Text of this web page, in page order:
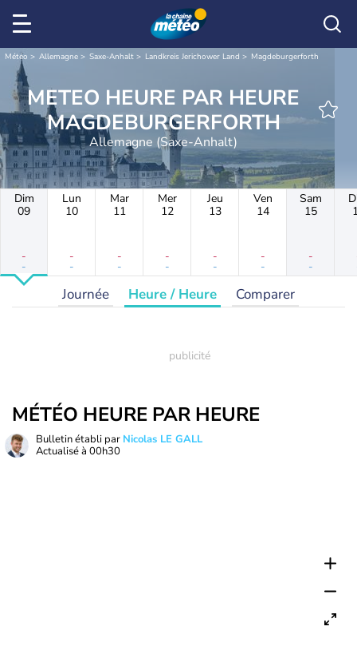
Météo Allemagne Saxe-Anhalt Landkreis Jerichower Land Magdeburgerforth
METEO HEURE PAR HEURE
MAGDEBURGERFORTH
Allemagne (Saxe-Anhalt)
Dim
09
-
-
Lun
10
-
-
Mar
11
-
-
Mer
12
-
-
Jeu
13
-
-
Ven
14
-
-
Sam
15
-
-
Journée Heure / Heure Comparer
MÉTÉO HEURE PAR HEURE
Bulletin établi par Nicolas LE GALL
Actualisé à 00h30